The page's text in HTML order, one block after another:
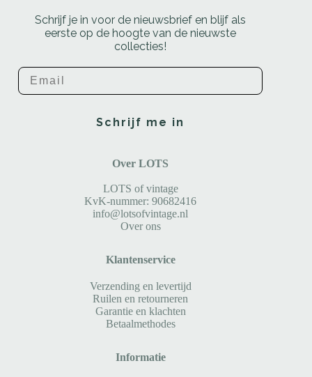
Schrijf je in voor de nieuwsbrief en blijf als
eerste op de hoogte van de nieuwste
collecties!
Email
Schrijf me in
Over LOTS
LOTS of vintage
KvK-nummer: 90682416
info@lotsofvintage.nl
Over ons
Klantenservice
Verzending en levertijd
Ruilen en retourneren
Garantie en klachten
Betaalmethodes
Informatie